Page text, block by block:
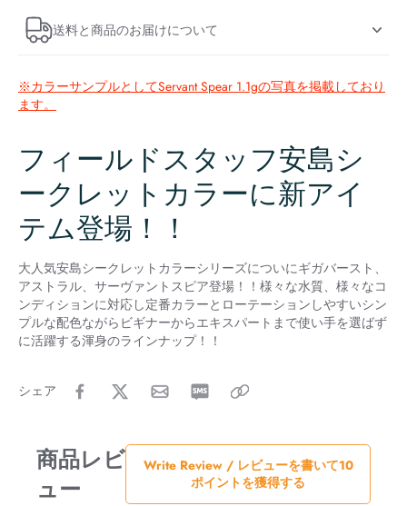
送料と商品のお届けについて
※カラーサンプルとしてServant Spear 1.1gの写真を掲載しており
ます。
フィールドスタッフ安島シ
ークレットカラーに新アイ
テム登場！！
大人気安島シークレットカラーシリーズについにギガバースト、
アストラル、サーヴァントスピア登場！！様々な水質、様々なコ
ンディションに対応し定番カラーとローテーションしやすいシン
プルな配色ながらビギナーからエキスパートまで使い手を選ばず
に活躍する渾身のラインナップ！！
シェア
商品レビ
ュー
Write Review / レビューを書いて10
ポイントを獲得する